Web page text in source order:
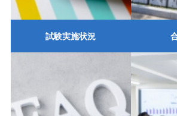
試験実施状況